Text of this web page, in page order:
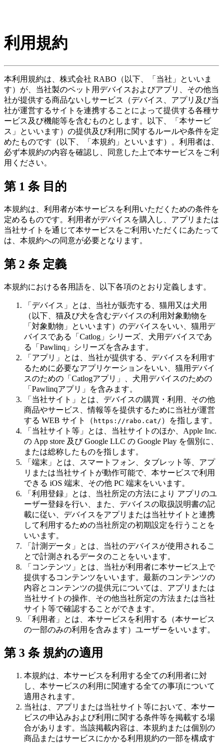
利用規約
本利用規約は、株式会社 RABO（以下、「当社」といいま
す）が、当社製のペット用デバイスおよびアプリ、その他当
社が提供する商品ないしサービス（デバイス、アプリ及び当
社が運営するサイトを連携することによって提供する各種サ
ービス及び機能等を含むものとします。以下、「本サービ
ス」といいます）の提供及び利用に関するルールや条件を定
めたものです（以下、「本規約」といいます）。利用者は、
必ず本規約の内容を確認し、同意した上で本サービスをご利
用ください。
第 1 条 目的
本規約は、利用者が本サービスを利用いただくための条件を
定めるものです。利用者がデバイスを購入し、アプリまたは
当社サイトを通じて本サービスをご利用いただくにあたって
は、本規約への同意が必要となります。
第 2 条 定義
本規約における各用語を、以下各項のとおり定義します。
「デバイス」とは、当社が販売する、猫用又は犬用
（以下、猫及び犬を含むデバイスの利用対象動物を
「対象動物」といいます）のデバイスをいい、猫用デ
バイスである「Catlog」シリーズ、犬用デバイスであ
る「Pawlinq」シリーズを含みます。
「アプリ」とは、当社が提供する、デバイスを利用す
るために必要なアプリケーションをいい、猫用デバイ
スのための「Catlogアプリ」、犬用デバイスのための
「Pawlinqアプリ」を含みます。
「当社サイト」とは、デバイスの購買・利用、その他
商品やサービス、情報等を提供するために当社が運営
する WEB サイト（ https://rabo.cat/ ）を指します。
「当社サイト等」とは、当社サイトのほか、Apple Inc.
の App store 及び Google LLC の Google Play を個別に、
または総称したものを指します。
「端末」とは、スマートフォン、タブレット等、アプ
リまたは当社サイトが動作可能で、本サービスで利用
できる iOS 端末、その他 PC 端末をいいます。
「利用登録」とは、当社所定の方法により アプリのユ
ーザー登録を行い、また、デバイスの取扱説明書の記
載に従い、デバイスをアプリまたは当社サイトと連携
して利用するための当社所定の初期設定を行うことを
いいます。
「計測データ」とは、当社のデバイスが使用されるこ
とで計測されるデータのことをいいます。
「コンテンツ」とは、当社が利用者に本サービス上で
提供するコンテンツをいいます。最新のコンテンツの
内容とコンテンツの提供元については、アプリまたは
当社サイトの操作、その他当社所定の方法または当社
サイト等で確認することができます。
「利用者」とは、本サービスを利用する（本サービス
の一部のみの利用を含みます）ユーザーをいいます。
第 3 条 規約の適用
本規約は、本サービスを利用する全ての利用者に対
し、本サービスの利用に関連する全ての事項について
適用されます。
当社は、アプリまたは当社サイト等において、本サー
ビスの申込みおよび利用に関する条件等を掲載する場
合があります。当該掲載内容は、本規約または個別の
商品またはサービスにかかる利用規約の一部を構成す